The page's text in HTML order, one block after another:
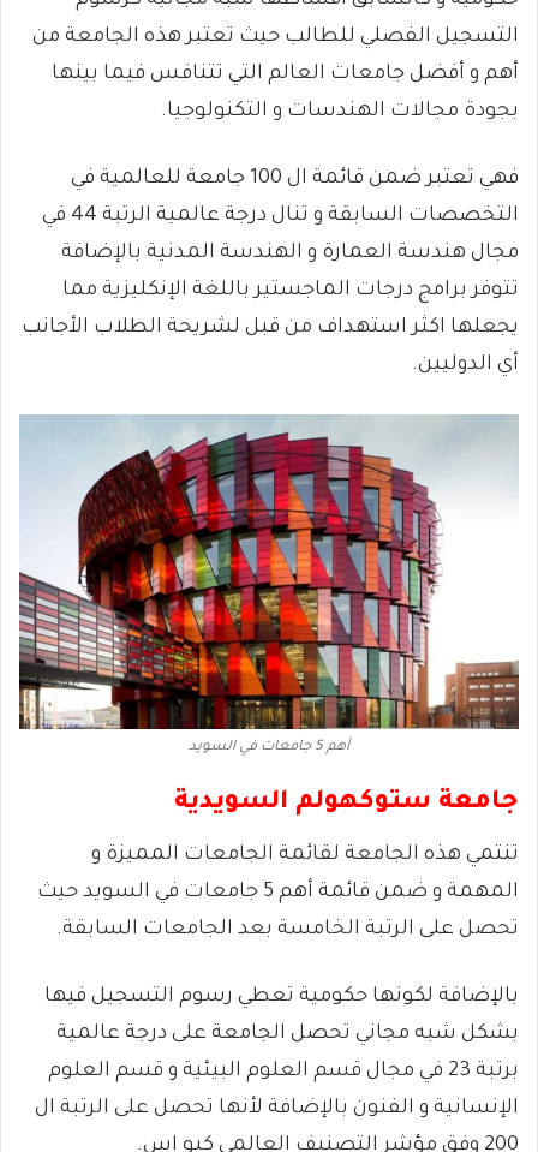
التسجيل الفصلي للطالب حيث تعتبر هذه الجامعة من
أهم و أفضل جامعات العالم التي تتنافس فيما بينها
بجودة مجالات الهندسات و التكنولوجيا.
فهي تعتبر ضمن قائمة ال 100 جامعة للعالمية في
التخصصات السابقة و تنال درجة عالمية الرتبة 44 في
مجال هندسة العمارة و الهندسة المدنية بالإضافة
تتوفر برامج درجات الماجستير باللغة الإنكليزية مما
يجعلها اكثر استهداف من قبل لشريحة الطلاب الأجانب
أي الدوليين.
أهم 5 جامعات في السويد
جامعة ستوكهولم السويدية
تنتمي هذه الجامعة لقائمة الجامعات المميزة و
المهمة و ضمن قائمة أهم 5 جامعات في السويد حيث
تحصل على الرتبة الخامسة بعد الجامعات السابقة.
بالإضافة لكونها حكومية تعطي رسوم التسجيل فيها
بشكل شبه مجاني تحصل الجامعة على درجة عالمية
برتبة 23 في مجال قسم العلوم البيئية و قسم العلوم
الإنسانية و الفنون بالإضافة لأنها تحصل على الرتبة ال
200 وفق مؤشر التصنيف العالمي كيو إس.